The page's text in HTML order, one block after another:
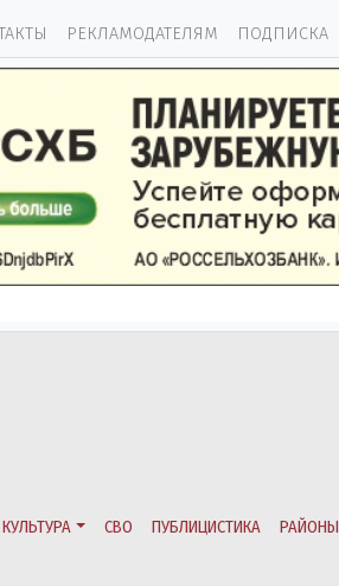
РЕКЛАМОДАТЕЛЯМ ПОДПИСКА
КУЛЬТУРА СВО ПУБЛИЦИСТИКА РАЙОНЫ